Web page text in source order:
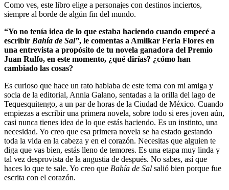
Como ves, este libro elige a personajes con destinos inciertos,
siempre al borde de algún fin del mundo.
“Yo no tenía idea de lo que estaba haciendo cuando empecé a
escribir Bahía de Sal”, le comentas a Amilkar Feria Flores en
una entrevista a propósito de tu novela ganadora del Premio
Juan Rulfo, en este momento, ¿qué dirías? ¿cómo han
cambiado las cosas?
Es curioso que hace un rato hablaba de este tema con mi amiga y
socia de la editorial, Annia Galano, sentadas a la orilla del lago de
Tequesquitengo, a un par de horas de la Ciudad de México. Cuando
empiezas a escribir una primera novela, sobre todo si eres joven aún,
casi nunca tienes idea de lo que estás haciendo. Es un instinto, una
necesidad. Yo creo que esa primera novela se ha estado gestando
toda la vida en la cabeza y en el corazón. Necesitas que alguien te
diga que vas bien, estás lleno de temores. Es una etapa muy linda y
tal vez desprovista de la angustia de después. No sabes, así que
haces lo que te sale. Yo creo que Bahía de Sal salió bien porque fue
escrita con el corazón.